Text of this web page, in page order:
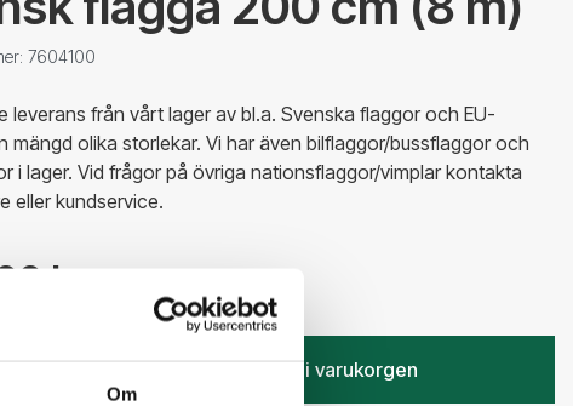
Om
7604100
leverans från vårt lager av bl.a. Svenska flaggor och EU-
mängd olika storlekar. Vi har även bilflaggor/bussflaggor och
i lager. Vid frågor på övriga nationsflaggor/vimplar kontakta
eller kundservice.
kr
Lägg i varukorgen